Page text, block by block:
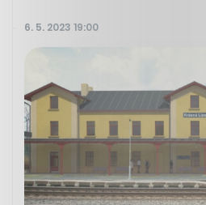
6. 5. 2023 19:00